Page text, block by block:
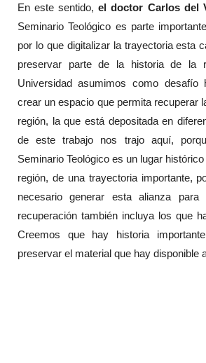
En este sentido,el doctor Carlos del
Seminario Teológico es parte
por lo que digitalizar la trayectoria esta
preservar parte de la historia de la
Universidad asumimos como desafío
crear un espacio que permita recuperar
región, la que está depositada en
de este trabajo nos trajo aquí,
Seminario Teológico es un lugar
región, de una trayectoria importante,
necesario generar esta alianza
recuperación también incluya los que
Creemos que hay historia
preservar el material que hay disponible